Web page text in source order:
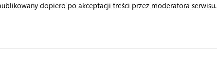
dopiero po akceptacji treści przez moderatora serwisu.